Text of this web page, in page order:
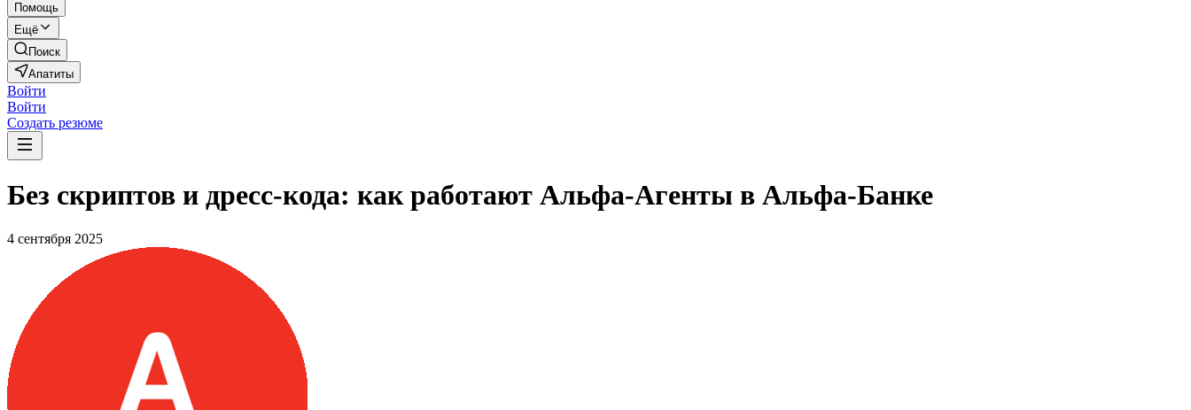
Помощь
Ещё
Поиск
Апатиты
Войти
Войти
Создать резюме
Без скриптов и дресс-кода: как работают Альфа-Агенты в Альфа-Банке
4 сентября 2025